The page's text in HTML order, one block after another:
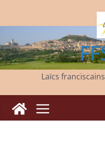
Laïcs